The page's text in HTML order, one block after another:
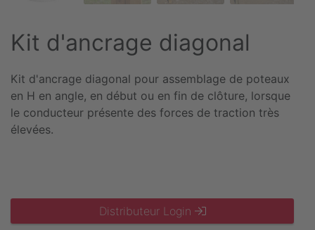
Kit d'ancrage diagonal
Kit d'ancrage diagonal pour assemblage de poteaux
en H en angle, en début ou en fin de clôture, lorsque
le conducteur présente des forces de traction très
élevées.
Distributeur Login